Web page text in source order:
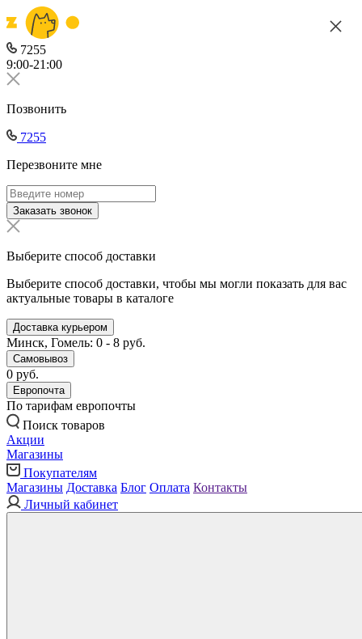
7255
9:00-21:00
Позвонить
7255
Перезвоните мне
Заказать звонок
Выберите способ доставки
Выберите способ доставки, чтобы мы могли показать для вас
актуальные товары в каталоге
Доставка курьером
Минск, Гомель: 0 - 8 руб.
Самовывоз
0 руб.
Европочта
По тарифам европочты
Поиск товаров
Акции
Магазины
Покупателям
Магазины Доставка Блог Оплата Контакты
Личный кабинет